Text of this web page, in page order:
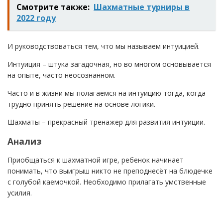
Смотрите также: Шахматные турниры в
2022 году
И руководствоваться тем, что мы называем интуицией.
Интуиция – штука загадочная, но во многом основывается
на опыте, часто неосознанном.
Часто и в жизни мы полагаемся на интуицию тогда, когда
трудно принять решение на основе логики.
Шахматы – прекрасный тренажер для развития интуиции.
Анализ
Приобщаться к шахматной игре, ребенок начинает
понимать, что выигрыш никто не преподнесёт на блюдечке
с голубой каемочкой. Необходимо прилагать умственные
усилия.